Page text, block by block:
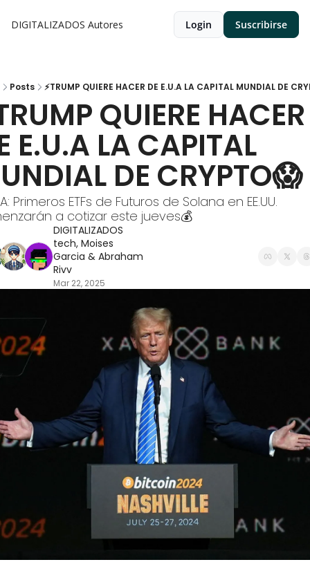
DIGITALIZADOS Autores Login Suscribirse
Posts ⚡TRUMP QUIERE HACER DE E.U.A LA CAPITAL MUNDIAL DE
QUIERE HACER
E.U.A LA CAPITAL
DE CRYPTO😱
Primeros ETFs de Futuros de Solana en EE.UU.
a cotizar este jueves💰
DIGITALIZADOS
tech, Moises
Garcia & Abraham
Rivv
Mar 22, 2025